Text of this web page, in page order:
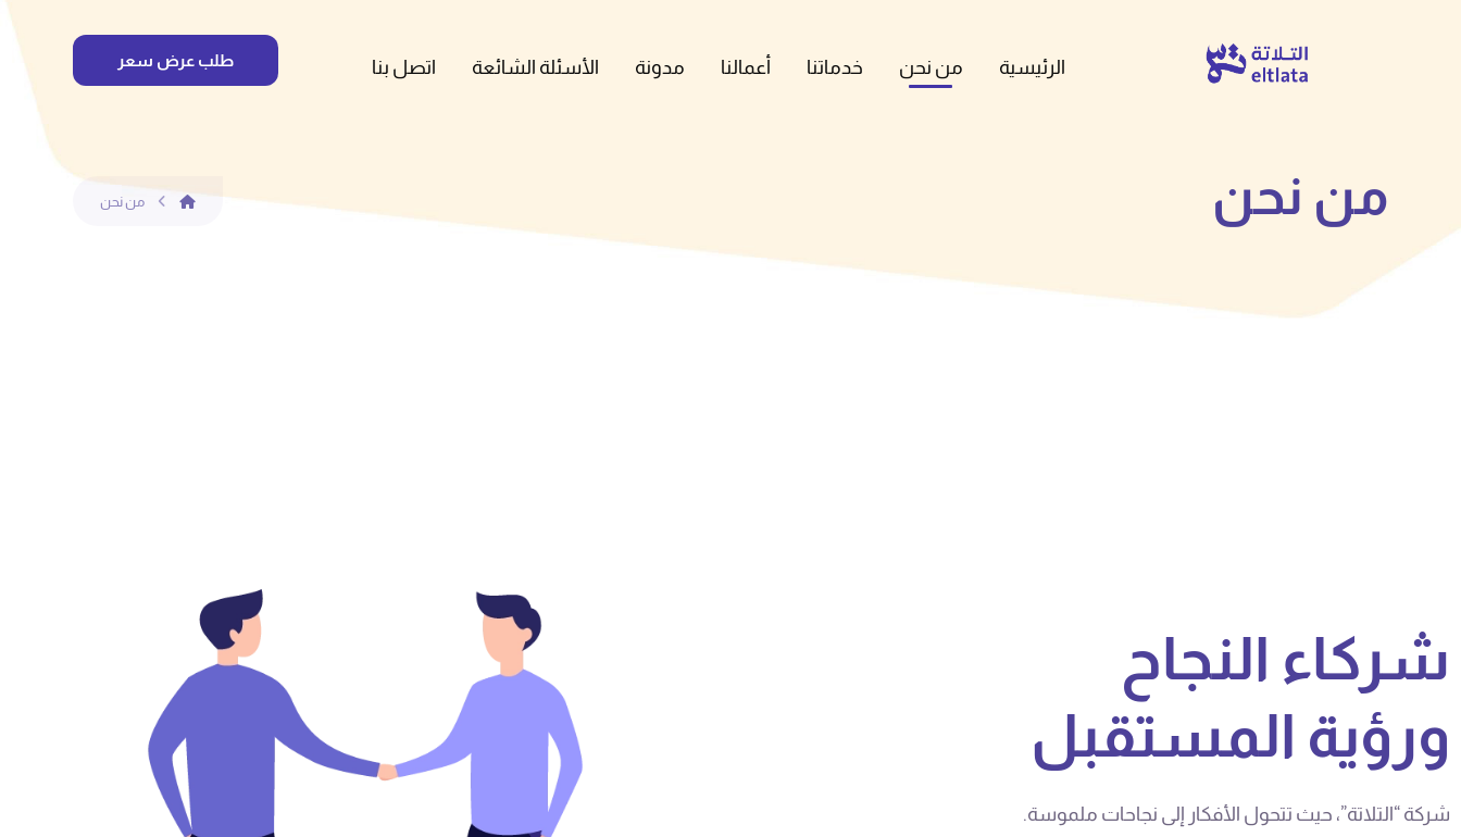
الرئيسية من نحن خدماتنا أعمالنا مدونة الأسئلة الشائعة اتصل بنا طلب عرض سعر
من نحن من نحن
شركاء النجاح
ورؤية المستقبل
شركة “التلاتة”، حيث تتحول الأفكار إلى نجاحات ملموسة.